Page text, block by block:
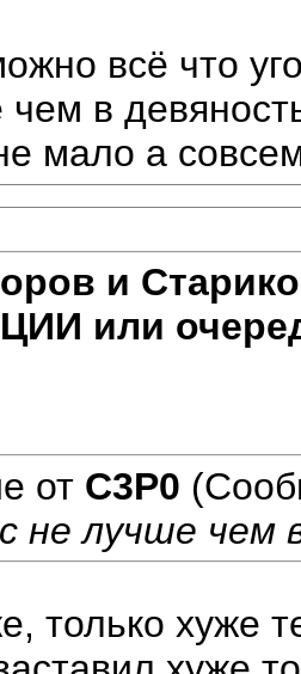
всё что
в
мало а
и
или
от C3P0
не лучше чем
только хуже